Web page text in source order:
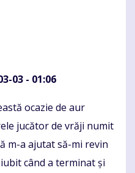
03 - 01:06
ocazie de aur
jucător de vrăji numit
m-a ajutat să-mi revin
când a terminat și